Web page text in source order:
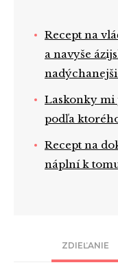
ZDIEĽANIE
Recept na
a navyše
Laskonky mi
podľa
Recept na
náplní k